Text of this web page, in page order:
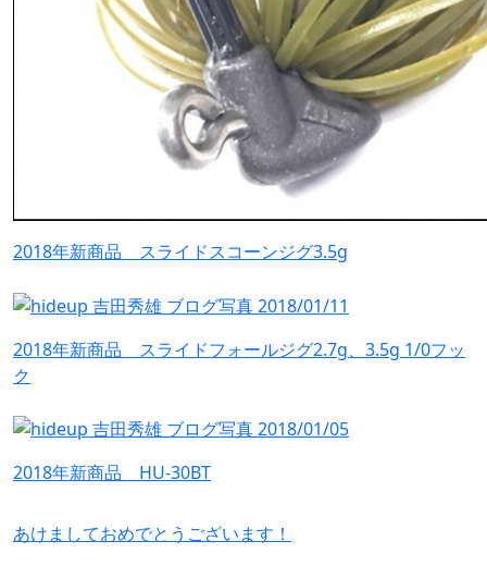
2018年新商品 スライドスコーンジグ3.5g
2018年新商品 スライドフォールジグ2.7g、3.5g 1/0フッ
ク
2018年新商品 HU-30BT
あけましておめでとうございます！